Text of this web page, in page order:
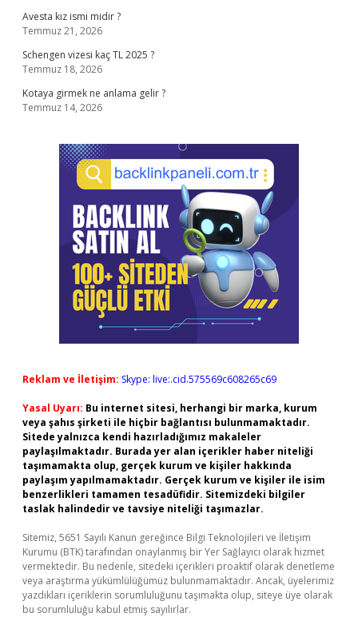
Avesta kız ismi midir ?
Temmuz 21, 2026
Schengen vizesi kaç TL 2025 ?
Temmuz 18, 2026
Kotaya girmek ne anlama gelir ?
Temmuz 14, 2026
Reklam ve İletişim: Skype: live:.cid.575569c608265c69
Yasal Uyarı: Bu internet sitesi, herhangi bir marka, kurum
veya şahıs şirketi ile hiçbir bağlantısı bulunmamaktadır.
Sitede yalnızca kendi hazırladığımız makaleler
paylaşılmaktadır. Burada yer alan içerikler haber niteliği
taşımamakta olup, gerçek kurum ve kişiler hakkında
paylaşım yapılmamaktadır. Gerçek kurum ve kişiler ile isim
benzerlikleri tamamen tesadüfidir. Sitemizdeki bilgiler
taslak halindedir ve tavsiye niteliği taşımazlar.
Sitemiz, 5651 Sayılı Kanun gereğince Bilgi Teknolojileri ve İletişim
Kurumu (BTK) tarafından onaylanmış bir Yer Sağlayıcı olarak hizmet
vermektedir. Bu nedenle, sitedeki içerikleri proaktif olarak denetleme
veya araştırma yükümlülüğümüz bulunmamaktadır. Ancak, üyelerimiz
yazdıkları içeriklerin sorumluluğunu taşımakta olup, siteye üye olarak
bu sorumluluğu kabul etmiş sayılırlar.